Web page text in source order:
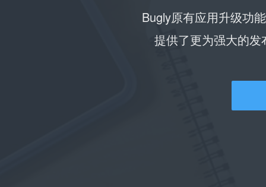
Bugly原有应用升级功
提供了更为强大的